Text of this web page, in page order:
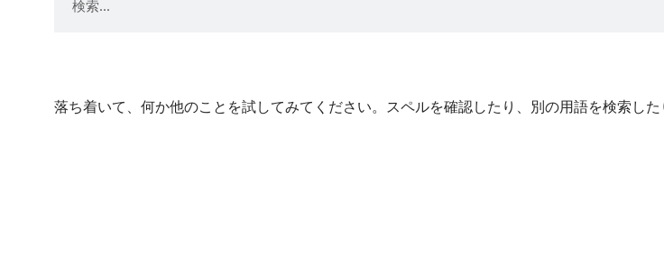
落ち着いて、何か他のことを試してみてください。スペルを確認したり、別の用語を検索し